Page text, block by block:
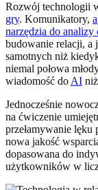
Rozwój technologii
gry. Komunikatory,
narzędzia do analizy
budowanie relacji, a
samotnych niż
niemal połowa
wiadomość do AI
Jednocześnie
na ćwiczenie
przełamywanie lęku
nowa jakość
dopasowana do
użytkowników w